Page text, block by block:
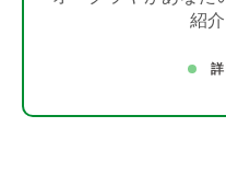
紹